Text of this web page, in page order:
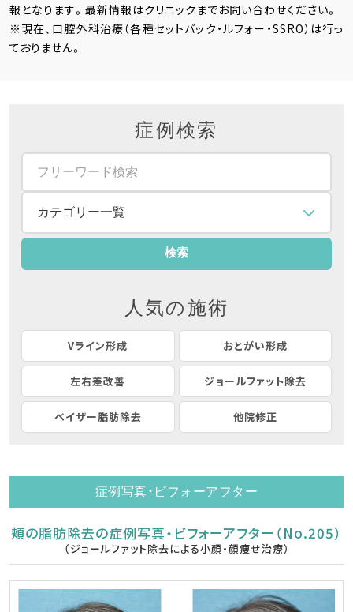
報となります。最新情報はクリニックまでお問い合わせください。
※現在、口腔外科治療（各種セットバック・ルフォー・SSRO）は行っ
ておりません。
症例検索
人気の施術
Vライン形成 おとがい形成
左右差改善 ジョールファット除去
ベイザー脂肪除去 他院修正
症例写真・ビフォーアフター
頬の脂肪除去の症例写真・ビフォーアフター（No.205）
（ジョールファット除去による小顔・顔痩せ治療）